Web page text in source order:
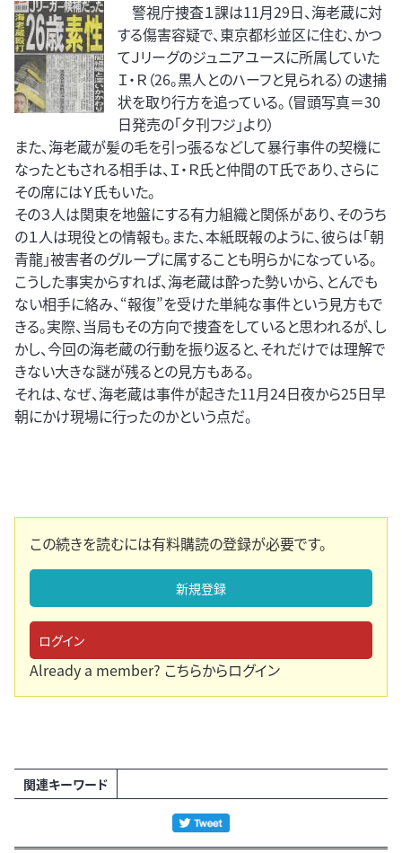
警視庁捜査１課は11月29日、海老蔵に対
する傷害容疑で、東京都杉並区に住む、かつ
てＪリーグのジュニアユースに所属していた
Ｉ・Ｒ（26。黒人とのハーフと見られる）の逮捕
状を取り行方を追っている。（冒頭写真＝30
日発売の「夕刊フジ」より）
また、海老蔵が髪の毛を引っ張るなどして暴行事件の契機に
なったともされる相手は、Ｉ・Ｒ氏と仲間のＴ氏であり、さらに
その席にはＹ氏もいた。
その３人は関東を地盤にする有力組織と関係があり、そのうち
の１人は現役との情報も。また、本紙既報のように、彼らは「朝
青龍」被害者のグループに属することも明らかになっている。
こうした事実からすれば、海老蔵は酔った勢いから、とんでも
ない相手に絡み、“報復”を受けた単純な事件という見方もで
きる。実際、当局もその方向で捜査をしていると思われるが、し
かし、今回の海老蔵の行動を振り返ると、それだけでは理解で
きない大きな謎が残るとの見方もある。
それは、なぜ、海老蔵は事件が起きた11月24日夜から25日早
朝にかけ現場に行ったのかという点だ。
この続きを読むには有料購読の登録が必要です。
新規登録
ログイン
Already a member? こちらからログイン
関連キーワード